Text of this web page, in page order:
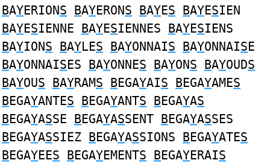
BAYERIONS BAYERONS BAYES BAYESIEN
BAYESIENNE BAYESIENNES BAYESIENS
BAYIONS BAYLES BAYONNAIS BAYONNAISE
BAYONNAISES BAYONNES BAYONS BAYOUDS
BAYOUS BAYRAMS BEGAYAIS BEGAYAMES
BEGAYANTES BEGAYANTS BEGAYAS
BEGAYASSE BEGAYASSENT BEGAYASSES
BEGAYASSIEZ BEGAYASSIONS BEGAYATES
BEGAYEES BEGAYEMENTS BEGAYERAIS